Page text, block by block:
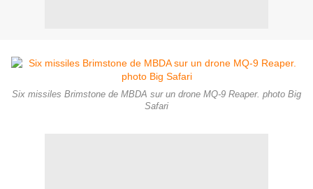
Six missiles Brimstone de MBDA sur un drone MQ-9 Reaper. photo Big
Safari